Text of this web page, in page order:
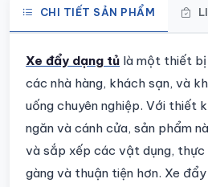
CHI TIẾT SẢN PHẨM
Chi tiết sản phẩm
Xe đẩy dạng tủ là một thiết
các nhà hàng, khách sạn, và
uống chuyên nghiệp. Với thiết
ngăn và cánh cửa, sản phẩm
và sắp xếp các vật dụng, thực
gàng và thuận tiện hơn. Xe